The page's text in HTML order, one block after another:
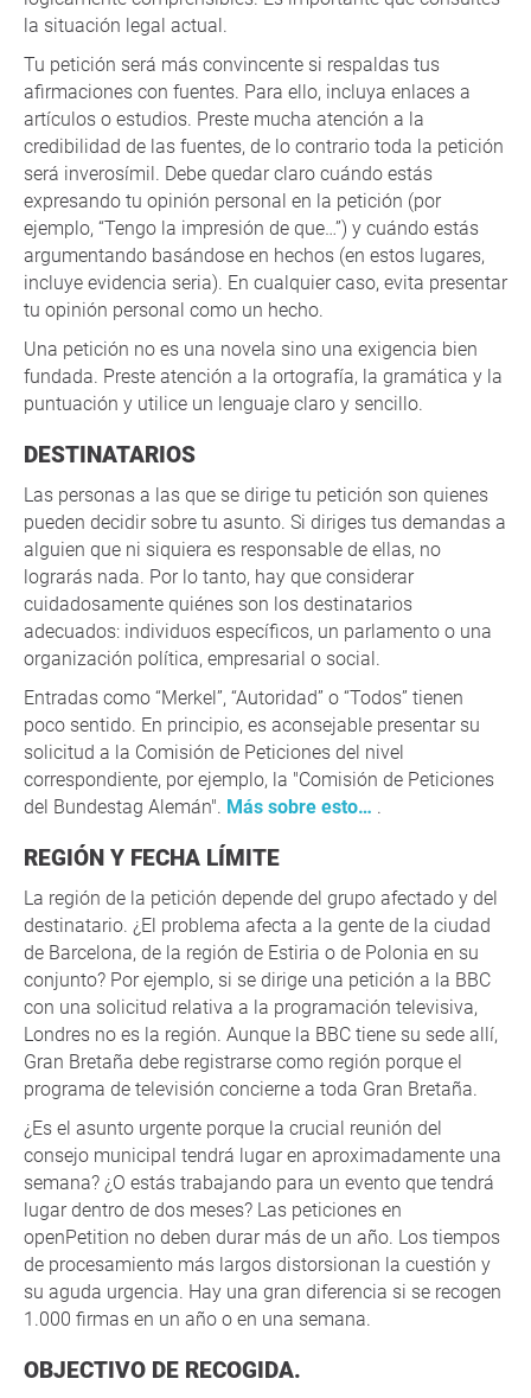
la situación legal actual.
Tu petición será más convincente si respaldas tus
afirmaciones con fuentes. Para ello, incluya enlaces a
artículos o estudios. Preste mucha atención a la
credibilidad de las fuentes, de lo contrario toda la petición
será inverosímil. Debe quedar claro cuándo estás
expresando tu opinión personal en la petición (por
ejemplo, “Tengo la impresión de que…”) y cuándo estás
argumentando basándose en hechos (en estos lugares,
incluye evidencia seria). En cualquier caso, evita presentar
tu opinión personal como un hecho.
Una petición no es una novela sino una exigencia bien
fundada. Preste atención a la ortografía, la gramática y la
puntuación y utilice un lenguaje claro y sencillo.
DESTINATARIOS
Las personas a las que se dirige tu petición son quienes
pueden decidir sobre tu asunto. Si diriges tus demandas a
alguien que ni siquiera es responsable de ellas, no
lograrás nada. Por lo tanto, hay que considerar
cuidadosamente quiénes son los destinatarios
adecuados: individuos específicos, un parlamento o una
organización política, empresarial o social.
Entradas como “Merkel”, “Autoridad” o “Todos” tienen
poco sentido. En principio, es aconsejable presentar su
solicitud a la Comisión de Peticiones del nivel
correspondiente, por ejemplo, la "Comisión de Peticiones
del Bundestag Alemán". Más sobre esto… .
REGIÓN Y FECHA LÍMITE
La región de la petición depende del grupo afectado y del
destinatario. ¿El problema afecta a la gente de la ciudad
de Barcelona, de la región de Estiria o de Polonia en su
conjunto? Por ejemplo, si se dirige una petición a la BBC
con una solicitud relativa a la programación televisiva,
Londres no es la región. Aunque la BBC tiene su sede allí,
Gran Bretaña debe registrarse como región porque el
programa de televisión concierne a toda Gran Bretaña.
¿Es el asunto urgente porque la crucial reunión del
consejo municipal tendrá lugar en aproximadamente una
semana? ¿O estás trabajando para un evento que tendrá
lugar dentro de dos meses? Las peticiones en
openPetition no deben durar más de un año. Los tiempos
de procesamiento más largos distorsionan la cuestión y
su aguda urgencia. Hay una gran diferencia si se recogen
1.000 firmas en un año o en una semana.
OBJECTIVO DE RECOGIDA.